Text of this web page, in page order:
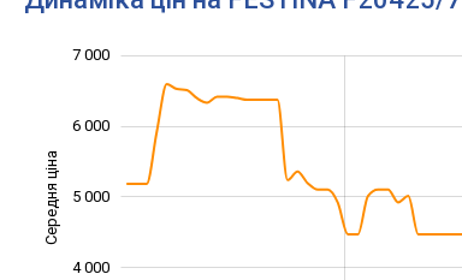
Середня ціна 3 000
4 000
5 000
6 000
7 000